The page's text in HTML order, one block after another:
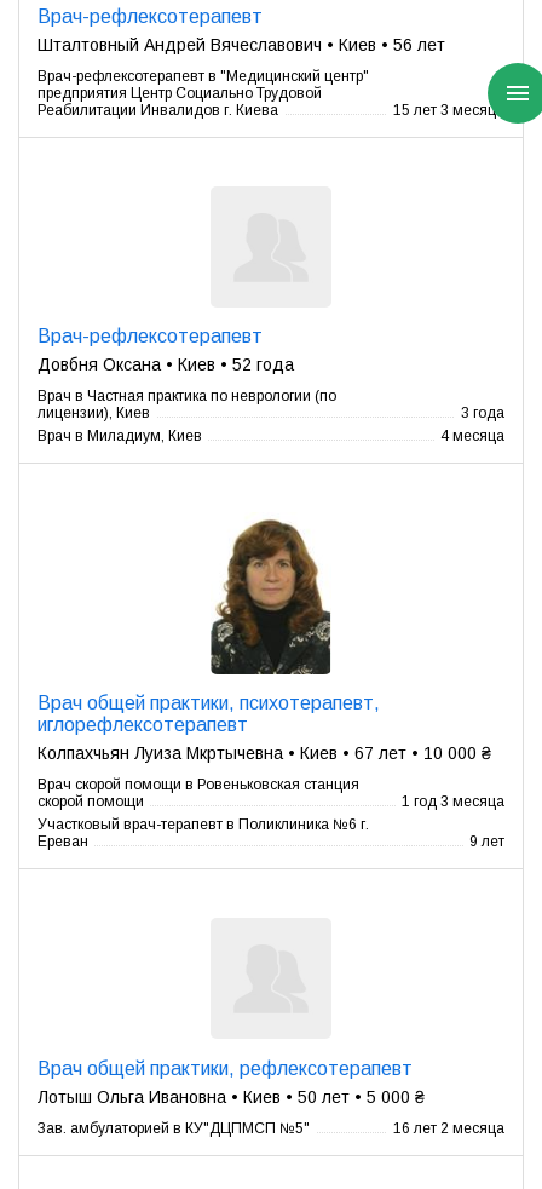
Врач-рефлексотерапевт
Шталтовный Андрей Вячеславович • Киев • 56 лет
Врач-рефлексотерапевт в "Медицинский центр"
предприятия Центр Социально Трудовой
Реабилитации Инвалидов г. Киева
15 лет 3 месяца
Врач-рефлексотерапевт
Довбня Оксана • Киев • 52 года
Врач в Частная практика по неврологии (по
лицензии), Киев
3 года
Врач в Миладиум, Киев
4 месяца
Врач общей практики, психотерапевт,
иглорефлексотерапевт
Колпахчьян Луиза Мкртычевна • Киев • 67 лет • 10 000 ₴
Врач скорой помощи в Ровеньковская станция
скорой помощи
1 год 3 месяца
Участковый врач-терапевт в Поликлиника №6 г.
Ереван
9 лет
Врач общей практики, рефлексотерапевт
Лотыш Ольга Ивановна • Киев • 50 лет • 5 000 ₴
Зав. амбулаторией в КУ"ДЦПМСП №5" 16 лет 2 месяца